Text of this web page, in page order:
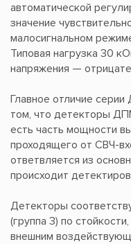
автоматической
значение
малосигнальном
Типовая нагрузка 30
напряжения —
Главное отличие
том, что детекторы
есть часть мощности
проходящего от СВЧ-
ответвляется из
происходит
Детекторы
(группа 3) по
внешним